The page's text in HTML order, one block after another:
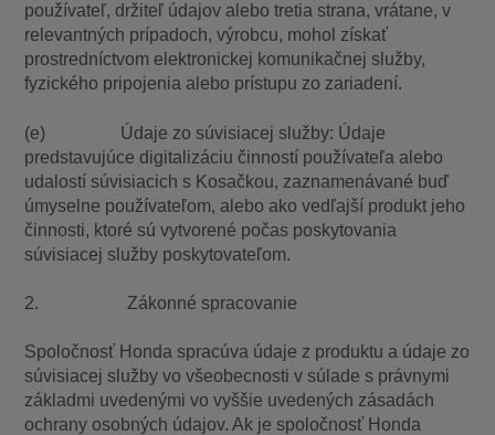
používateľ, držiteľ údajov alebo tretia strana, vrátane, v
relevantných prípadoch, výrobcu, mohol získať
prostredníctvom elektronickej komunikačnej služby,
fyzického pripojenia alebo prístupu zo zariadení.
(e) Údaje zo súvisiacej služby: Údaje
predstavujúce digitalizáciu činností používateľa alebo
udalostí súvisiacich s Kosačkou, zaznamenávané buď
úmyselne používateľom, alebo ako vedľajší produkt jeho
činnosti, ktoré sú vytvorené počas poskytovania
súvisiacej služby poskytovateľom.
2. Zákonné spracovanie
Spoločnosť Honda spracúva údaje z produktu a údaje zo
súvisiacej služby vo všeobecnosti v súlade s právnymi
základmi uvedenými vo vyššie uvedených zásadách
ochrany osobných údajov. Ak je spoločnosť Honda